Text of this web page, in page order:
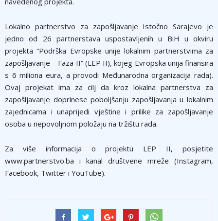
Lokalno partnerstvo za zapošljavanje Istočno Sarajevo je
jedno od 26 partnerstava uspostavljenih u BiH u okviru
projekta “Podrška Evropske unije lokalnim partnerstvima za
zapošljavanje – Faza II” (LEP II), kojeg Evropska unija finansira
s 6 miliona eura, a provodi Međunarodna organizacija rada).
Ovaj projekat ima za cilj da kroz lokalna partnerstva za
zapošljavanje doprinese poboljšanju zapošljavanja u lokalnim
zajednicama i unaprijedi vještine i prilike za zapošljavanje
osoba u nepovoljnom položaju na tržištu rada.
Za više informacija o projektu LEP II, posjetite
www.partnerstvo.ba i kanal društvene mreže (Instagram,
Facebook, Twitter i YouTube).